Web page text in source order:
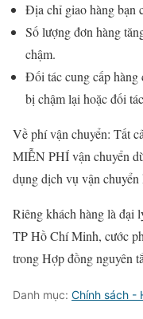
Địa chỉ giao hàng bạn
Số lượng đơn hàng
chậm.
Đối tác cung cấp hàng
bị chậm lại hoặc đối
Về phí vận chuyển: Tất
MIỄN PHÍ vận chuyển
dụng dịch vụ vận chuyển
Riêng khách hàng là đại
TP Hồ Chí Minh, cước
trong Hợp đồng nguyên
Danh mục: Chính sách -